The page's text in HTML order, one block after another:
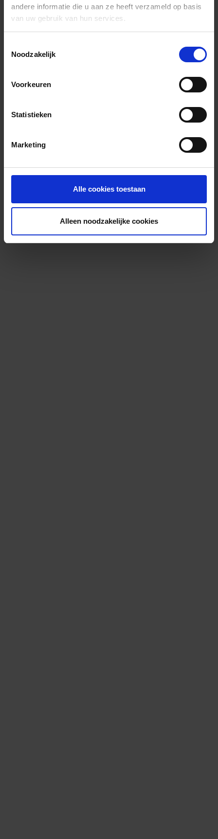
andere informatie die u aan ze heeft verzameld op basis
van uw gebruik van hun services.
Noodzakelijk
Voorkeuren
Statistieken
Marketing
Alle cookies toestaan
Alleen noodzakelijke cookies